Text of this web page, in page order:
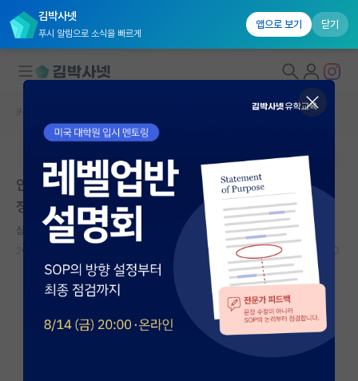
김박사넷
푸시 알림으로 소식을 빠르게
앱으로 보기 닫기
대학원생 모집
국내대학원 정보
연구실&오픈랩
커뮤니티
커뮤니티 홈
전체글보기
베스트 게시판
커뮤니티 홈
본문이 수정되지 않는 박제글입니다.
안녕하세요. 교수님께서 내일 학부연구생을 할지 말지 결
정해서 오라고 하셨는데 고민이 조금 있습니다.
상처받은 알프레드 노벨